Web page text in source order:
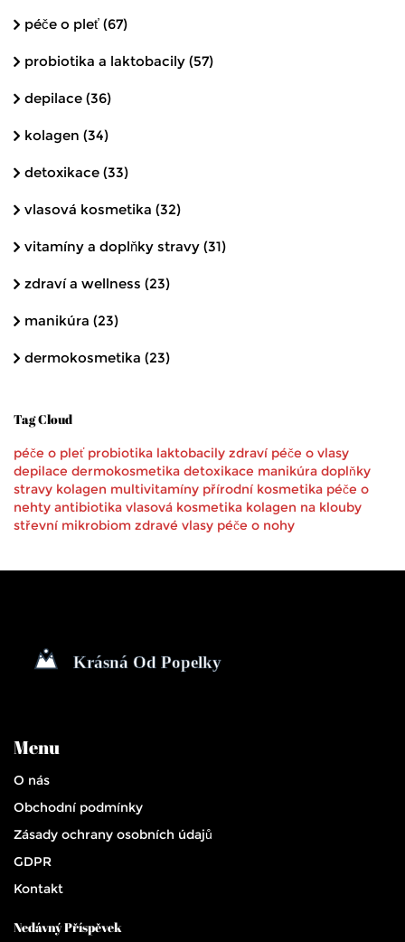
péče o pleť (67)
probiotika a laktobacily (57)
depilace (36)
kolagen (34)
detoxikace (33)
vlasová kosmetika (32)
vitamíny a doplňky stravy (31)
zdraví a wellness (23)
manikúra (23)
dermokosmetika (23)
Tag Cloud
péče o pleť probiotika laktobacily zdraví péče o vlasy
depilace dermokosmetika detoxikace manikúra doplňky
stravy kolagen multivitamíny přírodní kosmetika péče o
nehty antibiotika vlasová kosmetika kolagen na klouby
střevní mikrobiom zdravé vlasy péče o nohy
Menu
O nás
Obchodní podmínky
Zásady ochrany osobních údajů
GDPR
Kontakt
Nedávný Příspěvek